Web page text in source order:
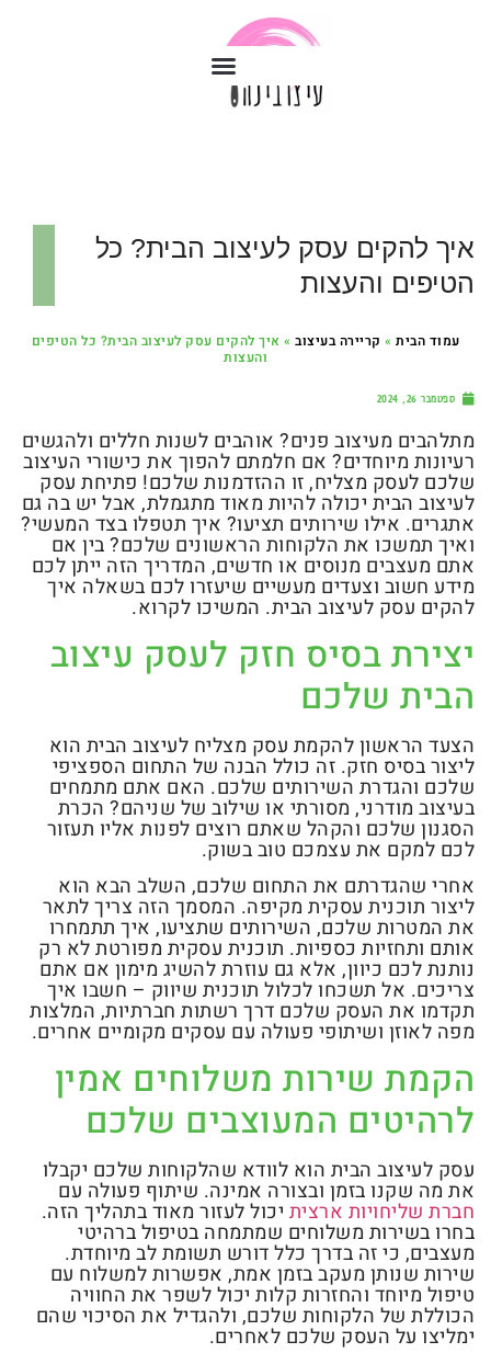
איך להקים עסק לעיצוב הבית? כל
הטיפים והעצות
עמוד הבית » קריירה בעיצוב » איך להקים עסק לעיצוב הבית? כל הטיפים
והעצות
ספטמבר 26, 2024
מתלהבים מעיצוב פנים? אוהבים לשנות חללים ולהגשים
רעיונות מיוחדים? אם חלמתם להפוך את כישורי העיצוב
שלכם לעסק מצליח, זו ההזדמנות שלכם! פתיחת עסק
לעיצוב הבית יכולה להיות מאוד מתגמלת, אבל יש בה גם
אתגרים. אילו שירותים תציעו? איך תטפלו בצד המעשי?
ואיך תמשכו את הלקוחות הראשונים שלכם? בין אם
אתם מעצבים מנוסים או חדשים, המדריך הזה ייתן לכם
מידע חשוב וצעדים מעשיים שיעזרו לכם בשאלה איך
להקים עסק לעיצוב הבית. המשיכו לקרוא.
יצירת בסיס חזק לעסק עיצוב
הבית שלכם
הצעד הראשון להקמת עסק מצליח לעיצוב הבית הוא
ליצור בסיס חזק. זה כולל הבנה של התחום הספציפי
שלכם והגדרת השירותים שלכם. האם אתם מתמחים
בעיצוב מודרני, מסורתי או שילוב של שניהם? הכרת
הסגנון שלכם והקהל שאתם רוצים לפנות אליו תעזור
לכם למקם את עצמכם טוב בשוק.
אחרי שהגדרתם את התחום שלכם, השלב הבא הוא
ליצור תוכנית עסקית מקיפה. המסמך הזה צריך לתאר
את המטרות שלכם, השירותים שתציעו, איך תתמחרו
אותם ותחזיות כספיות. תוכנית עסקית מפורטת לא רק
נותנת לכם כיוון, אלא גם עוזרת להשיג מימון אם אתם
צריכים. אל תשכחו לכלול תוכנית שיווק – חשבו איך
תקדמו את העסק שלכם דרך רשתות חברתיות, המלצות
מפה לאוזן ושיתופי פעולה עם עסקים מקומיים אחרים.
הקמת שירות משלוחים אמין
לרהיטים המעוצבים שלכם
עסק לעיצוב הבית הוא לוודא שהלקוחות שלכם יקבלו
את מה שקנו בזמן ובצורה אמינה. שיתוף פעולה עם
חברת שליחויות ארצית יכול לעזור מאוד בתהליך הזה.
בחרו בשירות משלוחים שמתמחה בטיפול ברהיטי
מעצבים, כי זה בדרך כלל דורש תשומת לב מיוחדת.
שירות שנותן מעקב בזמן אמת, אפשרות למשלוח עם
טיפול מיוחד והחזרות קלות יכול לשפר את החוויה
הכוללת של הלקוחות שלכם, ולהגדיל את הסיכוי שהם
ימליצו על העסק שלכם לאחרים.